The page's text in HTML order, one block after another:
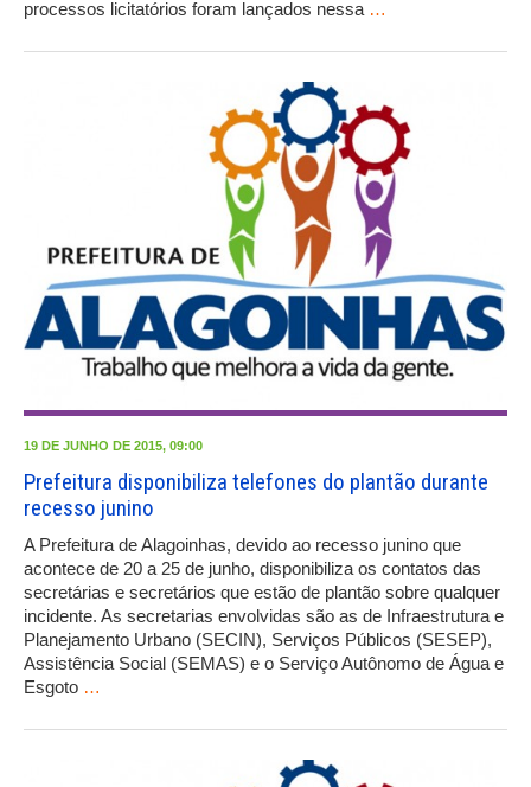
processos licitatórios foram lançados nessa …
19 DE JUNHO DE 2015, 09:00
Prefeitura disponibiliza telefones do plantão durante
recesso junino
A Prefeitura de Alagoinhas, devido ao recesso junino que
acontece de 20 a 25 de junho, disponibiliza os contatos das
secretárias e secretários que estão de plantão sobre qualquer
incidente. As secretarias envolvidas são as de Infraestrutura e
Planejamento Urbano (SECIN), Serviços Públicos (SESEP),
Assistência Social (SEMAS) e o Serviço Autônomo de Água e
Esgoto …